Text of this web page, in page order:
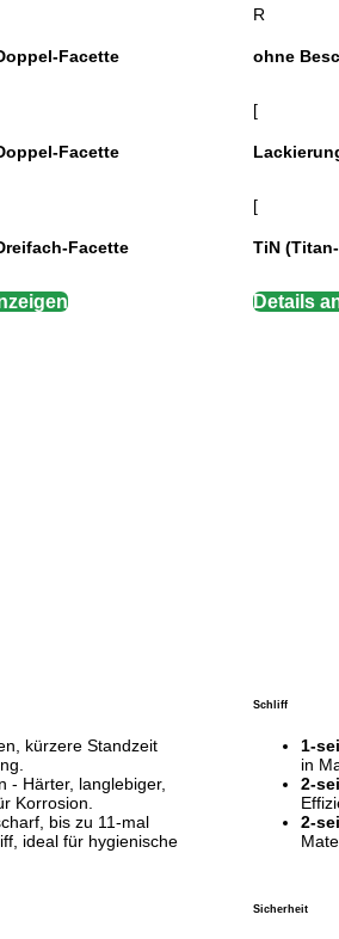
Facette
Facette
Facette
R
ohne
[
[
TiN
Details
kürzere Standzeit
- Härter, langlebiger,
Korrosion.
bis zu 11-mal
ideal für hygienische
Schliff
1-
in
2-
2-
Sicherheit